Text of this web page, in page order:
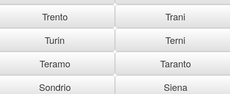
Trento
Trani
Turin
Terni
Teramo
Taranto
Sondrio
Siena